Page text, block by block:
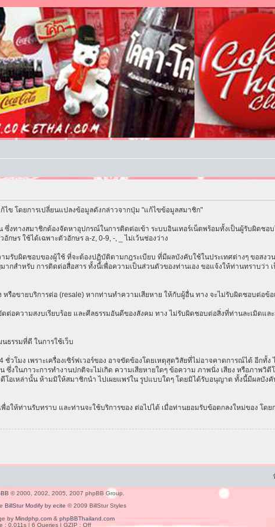
ข โดยการเปลี่ยนแปลงข้อมูลดังกล่าวจากปุ่ม "แก้ไขข้อมูลสมาชิก"
งทางสมาชิกต้องจัดหาอุปกรณ์ในการติดต่อเข้า ระบบอินเทอร์เน็ตพร้อมทั้งเป็นผู้รับผิดชอ
กษร ใช้ได้เฉพาะตัวอักษร a-z, 0-9, -, _ ไม่เว้นช่องว่าง
รับผิดชอบของผู้ใช้ ที่จะต้องปฏิบัติตามกฎระเบียบ ที่มีผลบังคับใช้ในประเทศต่างๆ ขอสงว
สำหรับ การติดต่อสื่อสาร ทั้งนี้เพื่อความเป็นส่วนตัวของท่านเอง ขอแจ้งให้ท่านทราบว่า
รือขายบริการต่อ (resale) หากท่านทำความเสียหาย ให้กับผู้อื่น ทาง จะไม่รับผิดชอบต่อข้
อความสงบเรียบร้อย และศีลธรรมอันดีของสังคม ทาง ไม่รับผิดชอบต่อสิ่งที่ท่านละเมิดแล
ธรรมที่ดี ในการใช้เว็บ
โมง เพราะเครื่องเซิร์ฟเวอร์ของ อาจขัดข้องโดยเหตุสุดวิสัยที่ไม่อาจคาดการณ์ได้ อีกทั้ง
ในภาวะการทำงานปกติจะไม่เกิด ความเสียหายใดๆ ข้อความ ภาพนิ่ง เสียง หรือภาพวิ
อเหล่านั้น ห้ามมิให้สมาชิกนำ ไปเผยแพร่ใน รูปแบบใดๆ โดยมิได้รับอนุญาต ทั้งนี้มีผลบังคั
ให้ท่านรับทราบ และท่านจะใช้บริการของ ต่อไปได้ เมื่อท่านยอมรับข้อตกลงใหม่ของ โด
© 2000, 2002, 2005, 2007 phpBB Group.
BillStur Modify by ecite © 2009 BillStur Styles
byMindphp.com &phpBBThailand.com
: 0.011s | 6 Queries | GZIP : Off